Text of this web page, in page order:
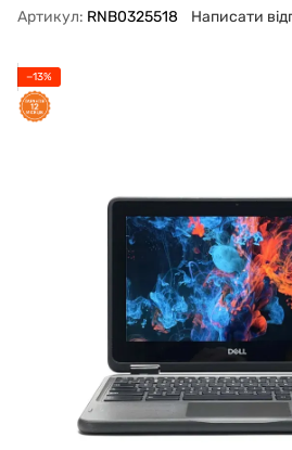
Артикул: RNB0325518 Написати
−13%
Що шукаєш?